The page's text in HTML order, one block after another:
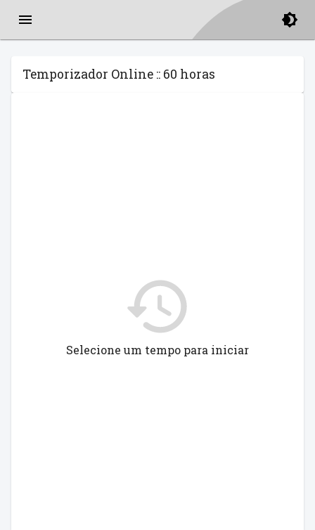
Temporizador Online :: 60 horas
Selecione um tempo para iniciar